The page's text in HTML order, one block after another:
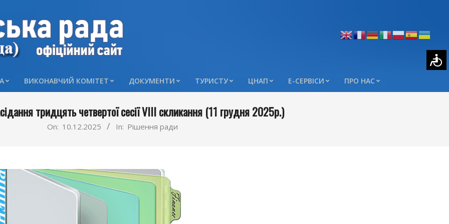
Primary
Menu
ВИКОНАВЧИЙ КОМІТЕТ ДОКУМЕНТИ ТУРИСТУ ЦНАП Е-СЕРВІСИ ПРО НАС
тридцять четвертої сесії VIII скликання (11 грудня 2025р.)
On: 10.12.2025 In: Рішення ради